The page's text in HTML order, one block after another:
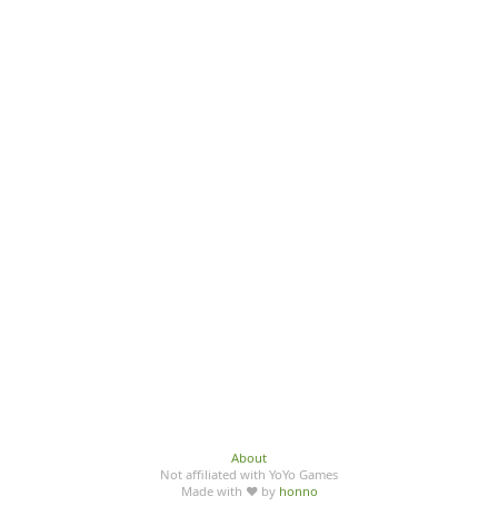
About
Not affiliated with YoYo Games
Made with ♥ by honno